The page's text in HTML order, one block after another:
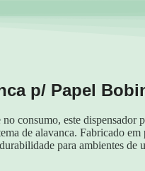
p/ Papel
consumo, este dispensador
de alavanca. Fabricado
para ambientes de